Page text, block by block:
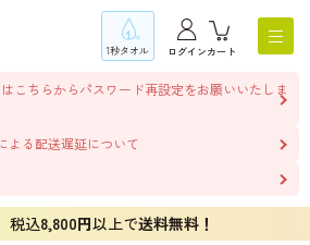
1秒タオル ログインカート
こちらからパスワード再設定をお願いいたしま
よる配送遅延について
税込8,800円以上で送料無料！